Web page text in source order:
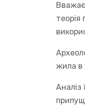
теорія
жила в
Аналіз